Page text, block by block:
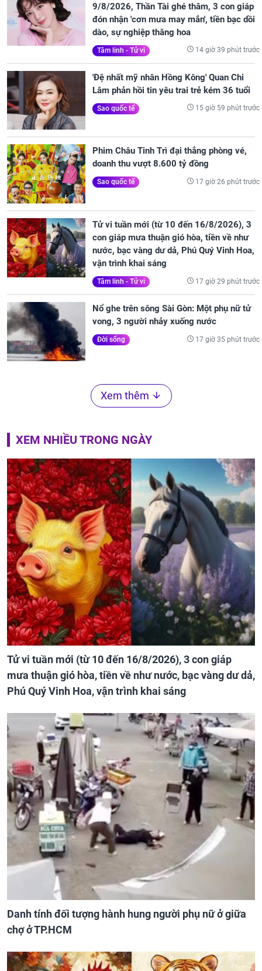
9/8/2026, Thần Tài ghé thăm, 3 con giáp
đón nhận 'cơn mưa may mắn', tiền bạc dồi
dào, sự nghiệp thăng hoa
Tâm linh - Tử vi 14 giờ 39 phút trước
'Đệ nhất mỹ nhân Hồng Kông' Quan Chi
Lâm phản hồi tin yêu trai trẻ kém 36 tuổi
Sao quốc tế 15 giờ 59 phút trước
Phim Châu Tinh Trì đại thắng phòng vé,
doanh thu vượt 8.600 tỷ đồng
Sao quốc tế 17 giờ 26 phút trước
Tử vi tuần mới (từ 10 đến 16/8/2026), 3
con giáp mưa thuận gió hòa, tiền về như
nước, bạc vàng dư dả, Phú Quý Vinh Hoa,
vận trình khai sáng
Tâm linh - Tử vi 17 giờ 29 phút trước
Nổ ghe trên sông Sài Gòn: Một phụ nữ tử
vong, 3 người nhảy xuống nước
Đời sống 17 giờ 35 phút trước
Xem thêm
XEM NHIỀU TRONG NGÀY
Tử vi tuần mới (từ 10 đến 16/8/2026), 3 con giáp
mưa thuận gió hòa, tiền về như nước, bạc vàng dư dả,
Phú Quý Vinh Hoa, vận trình khai sáng
Danh tính đối tượng hành hung người phụ nữ ở giữa
chợ ở TP.HCM